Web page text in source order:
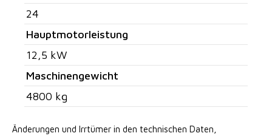
24
Hauptmotorleistung
12,5 kW
Maschinengewicht
4800 kg
Änderungen und Irrtümer in den technischen Daten,